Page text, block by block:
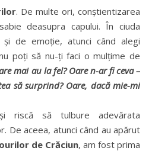
. De multe ori, conştientizarea
deasupra capului. În ciuda
de emoţie, atunci când alegi
poţi să nu-ţi faci o mulţime de
mai au la fel? Oare n-ar fi ceva –
să surprind? Oare, dacă mie-mi
riscă să tulbure adevărata
De aceea, atunci când au apărut
de Crăciun, am fost prima